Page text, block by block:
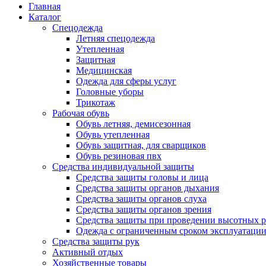
Главная
Каталог
Спецодежда
Летняя спецодежда
Утепленная
Защитная
Медицинская
Одежда для сферы услуг
Головные уборы
Трикотаж
Рабочая обувь
Обувь летняя, демисезонная
Обувь утепленная
Обувь защитная, для сварщиков
Обувь резиновая пвх
Средства индивидуальной защиты
Средства защиты головы и лица
Средства защиты органов дыхания
Средства защиты органов слуха
Средства защиты органов зрения
Средства защиты при проведении высотных
Одежда с ограниченным сроком эксплуатации
Средства защиты рук
Активный отдых
Хозяйственные товары